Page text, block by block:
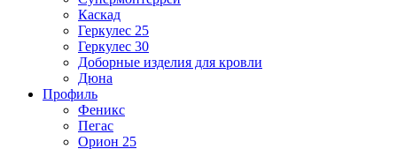
Каскад
Геркулес 25
Геркулес 30
Доборные изделия для кровли
Дюна
Профиль
Феникс
Пегас
Орион 25